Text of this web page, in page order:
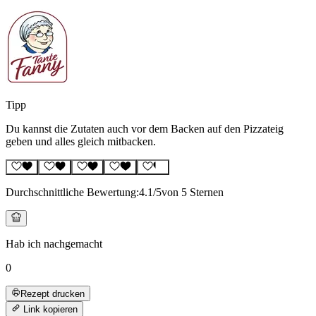
Tipp
Du kannst die Zutaten auch vor dem Backen auf den Pizzateig
geben und alles gleich mitbacken.
Durchschnittliche Bewertung:4.1/5von 5 Sternen
Hab ich nachgemacht
0
Rezept drucken
Link kopieren